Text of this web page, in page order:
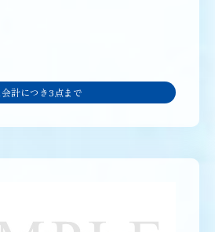
会計につき3点まで